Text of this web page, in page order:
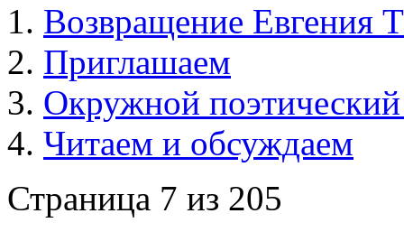
Возвращение Евгения
Приглашаем
Окружной
Читаем и обсуждаем
Страница 7 из 205